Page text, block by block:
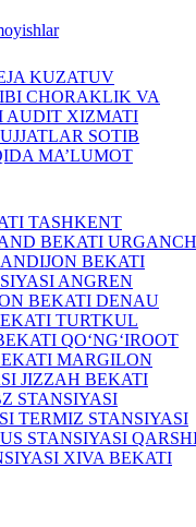
KUZATUV
CHORAKLIK VA
AUDIT XIZMATI
SOTIB
MA’LUMOT
TASHKENT
BEKATI URGANCH
ANDIJON BEKATI
ANGREN
BEKATI DENAU
TURTKUL
QO‘NG‘IROOT
MARGILON
JIZZAH BEKATI
STANSIYASI
TERMIZ STANSIYASI
STANSIYASI
XIVA BEKATI